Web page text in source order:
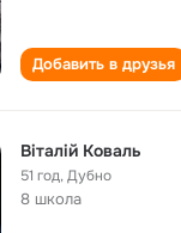
Добавить в друзья
Віталій Коваль
51 год,Дубно
8 школа